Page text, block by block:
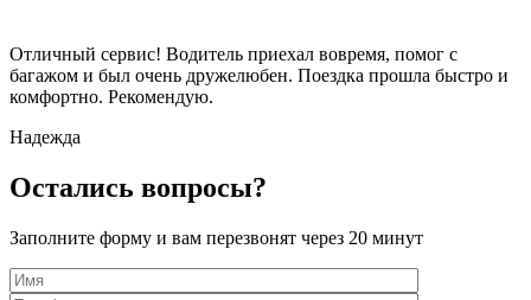
Отличный сервис! Водитель приехал вовремя, помог с
багажом и был очень дружелюбен. Поездка прошла быстро и
комфортно. Рекомендую.
Надежда
Остались вопросы?
Заполните форму и вам перезвонят через 20 минут